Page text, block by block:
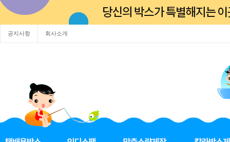
공지사항 회사소개